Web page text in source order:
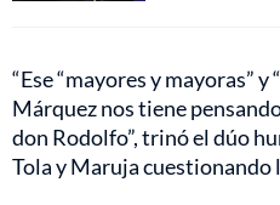
“Ese “mayores y mayoras” y
Márquez nos tiene
don Rodolfo”, trinó el dúo
Tola y Maruja cuestionando